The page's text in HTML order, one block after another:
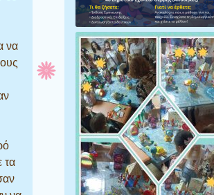
να
τα